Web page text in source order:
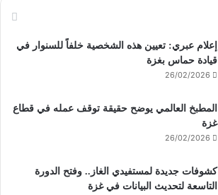
إعلام عبري: تعيين هذه الشخصية خلفاً للسنوار في
قيادة حماس بغزة
26/02/2026
المطبخ العالمي يوضح حقيقة توقف عمله في قطاع
غزة
26/02/2026
كشوفات جديدة لمستفيدي الغاز.. وفتح الدورة
التاسعة لتحديث البيانات في غزة